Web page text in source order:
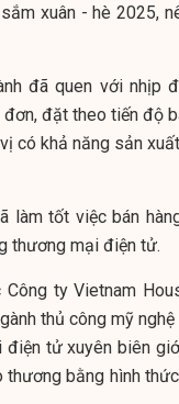
xuân - hè 2025,
đã quen với nhịp
đặt theo tiến độ
có khả năng sản
làm tốt việc bán
thương mại điện tử.
ty Vietnam
thủ công mỹ
tử xuyên biên
thương bằng hình